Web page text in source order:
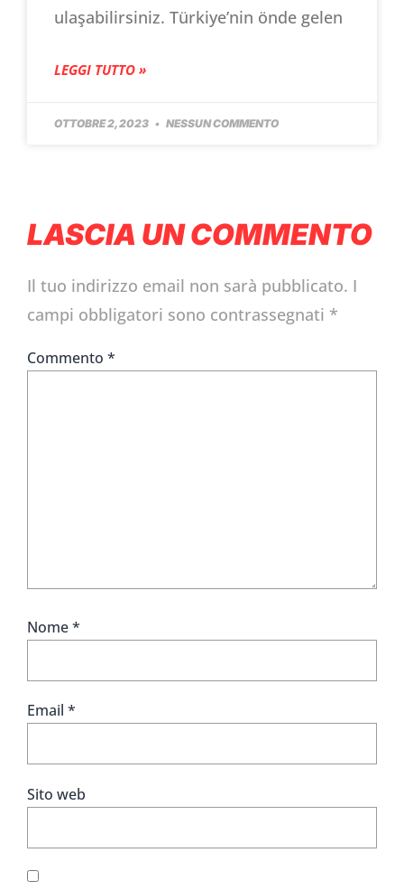
ulaşabilirsiniz. Türkiye’nin önde gelen
LEGGI TUTTO »
OTTOBRE 2, 2023 NESSUN COMMENTO
LASCIA UN COMMENTO
Il tuo indirizzo email non sarà pubblicato. I
campi obbligatori sono contrassegnati *
Commento *
Nome*
Email *
Sito web